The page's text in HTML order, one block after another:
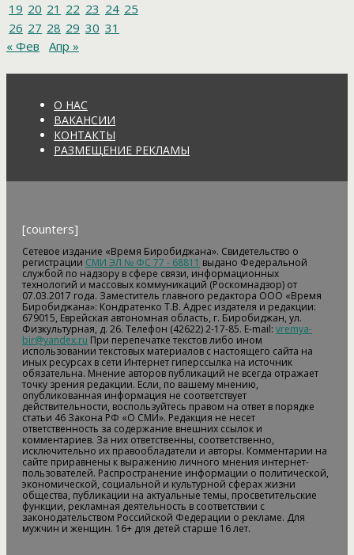
19 20 21 22 23 24 25
26 27 28 29 30 31
« Фев
Апр »
О НАС
ВАКАНСИИ
КОНТАКТЫ
РАЗМЕЩЕНИЕ РЕКЛАМЫ
[counters]
Сетевое издание «Время Биробиджана». Свидетельство о
регистрации СМИ ЭЛ № ФС 77 - 68811 выдано Федеральной
службой по надзору в сфере связи, информационных
технологий и массовых коммуникаций (Роскомнадзор) от
07.03.2017 года. Заместитель главного редактора ООО «Время
Биробиджана»: Кондратенко Т.В. Адрес издателя и редакции:
679015, Еврейская автономная область, г. Биробиджан, ул.
Физкультурная, д. 26. Телефон (42622) 2-17-85. E-mail: vremya-
bir@yandex.ru При перепечатке текстов либо ином
использовании текстовых материалов с настоящего сайта на
иных ресурсах в сети Интернет гиперссылка на источник
обязательна. Мнение авторов публикаций не всегда отражает
точку зрения редакции. Если, по вашему мнению,
опубликованная информация не соответствует
действительности, воспользуйтесь правом на ответ в порядке
статьи 46 Закона РФ «О СМИ». Редакция не несет
ответственность за содержание внешних ссылок и
комментариев. За них ответственны, соответственно,
исключительно их правообладатели и авторы. Комментарии на
сайте приравнены к выражению личного мнения интернет-
пользователей. Распространение информации о политической,
экономической, социальной и культурной сферах жизни
общества, публикации на актуальные темы, просветительские
функции, рекламная деятельность в соответствии с
законодательством Российской Федерации о рекламе. Для
мужчин и женщин. 16+ для детей старше 16 лет.